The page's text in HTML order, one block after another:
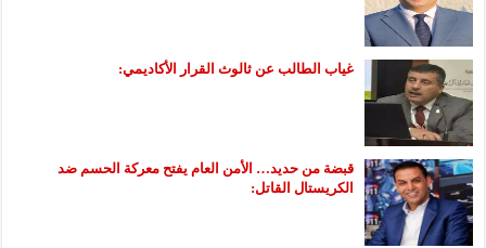
غياب الطالب عن ثالوث القرار الأكاديمي:
قبضة من حديد… الأمن العام يفتح معركة الحسم ضد
الكريستال القاتل: